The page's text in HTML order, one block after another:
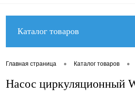
Каталог товаров
Главная страница • Каталог товаров •
Насос циркуляционный